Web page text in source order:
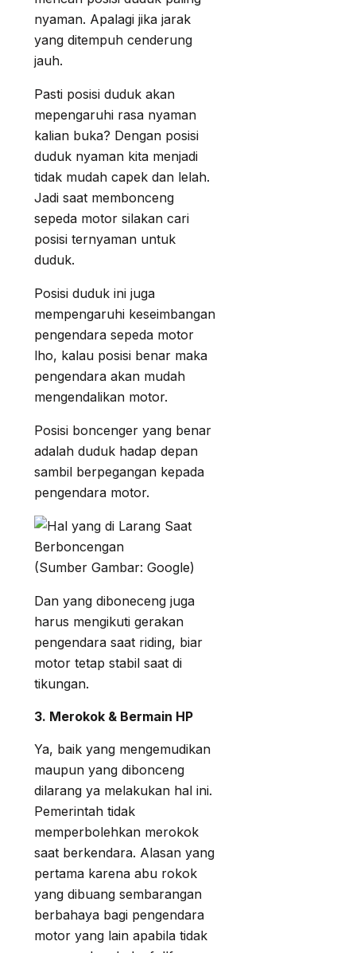
nyaman. Apalagi jika jarak
yang ditempuh cenderung
jauh.
Pasti posisi duduk akan
mepengaruhi rasa nyaman
kalian buka? Dengan posisi
duduk nyaman kita menjadi
tidak mudah capek dan lelah.
Jadi saat membonceng
sepeda motor silakan cari
posisi ternyaman untuk
duduk.
Posisi duduk ini juga
mempengaruhi keseimbangan
pengendara sepeda motor
lho, kalau posisi benar maka
pengendara akan mudah
mengendalikan motor.
Posisi boncenger yang benar
adalah duduk hadap depan
sambil berpegangan kepada
pengendara motor.
(Sumber Gambar: Google)
Dan yang diboneceng juga
harus mengikuti gerakan
pengendara saat riding, biar
motor tetap stabil saat di
tikungan.
3. Merokok & Bermain HP
Ya, baik yang mengemudikan
maupun yang dibonceng
dilarang ya melakukan hal ini.
Pemerintah tidak
memperbolehkan merokok
saat berkendara. Alasan yang
pertama karena abu rokok
yang dibuang sembarangan
berbahaya bagi pengendara
motor yang lain apabila tidak